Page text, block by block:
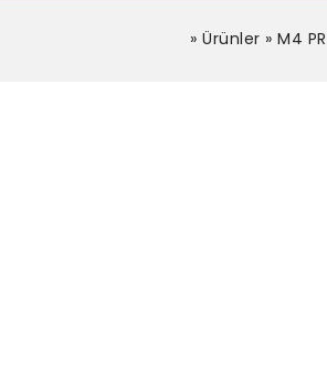
» Ürünler » M4